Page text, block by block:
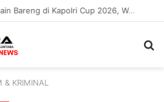
35.936 Anak Muda Main Bareng di Kapolri Cup 2026, Wakapolri: Jangan Cuma Jadi Penonton, Jadilah Talenta Digital
& KRIMINAL